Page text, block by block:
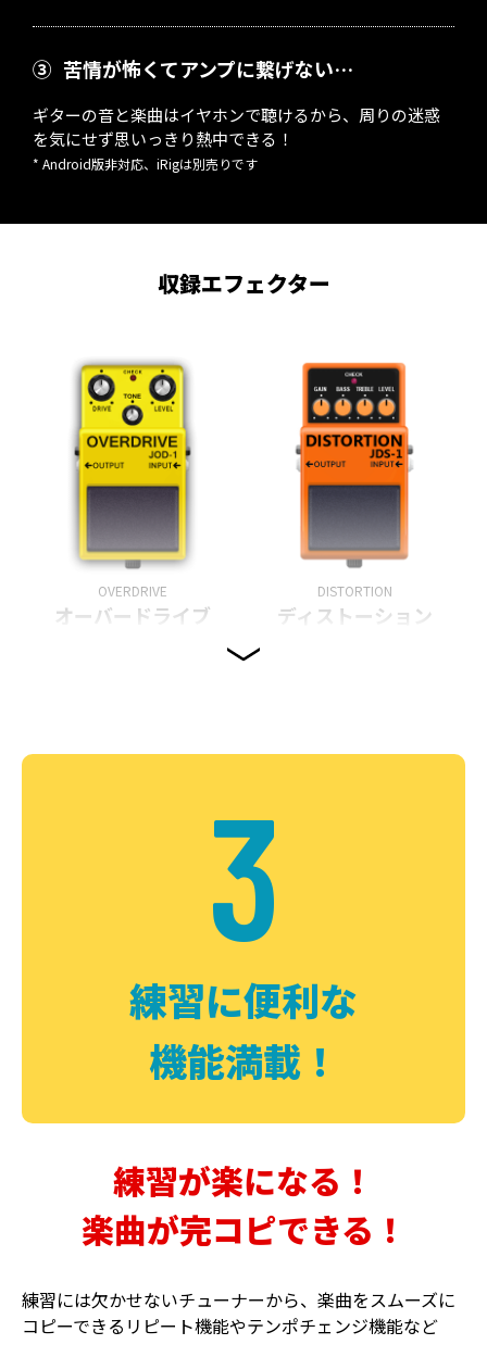
③ 苦情が怖くてアンプに繋げない…
ギターの音と楽曲はイヤホンで聴けるから、周りの迷惑
を気にせず思いっきり熱中できる！
* Android版非対応、iRigは別売りです
収録エフェクター
OVERDRIVE
オーバードライブ
DISTORTION
ディストーション
DELAY PHASER
3
練習に便利な
機能満載！
練習が楽になる！
楽曲が完コピできる！
練習には欠かせないチューナーから、楽曲をスムーズに
コピーできるリピート機能やテンポチェンジ機能など